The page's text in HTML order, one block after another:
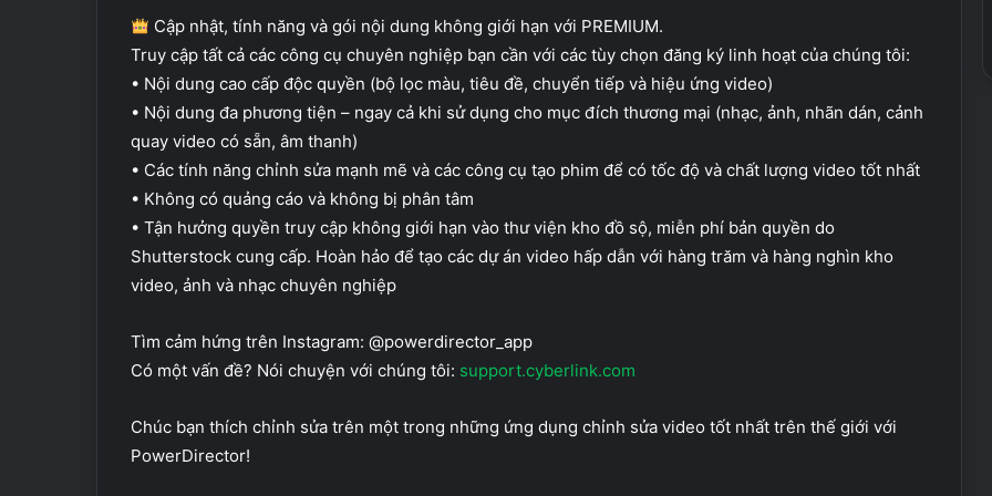
Cập nhật, tính năng và gói nội dung không giới hạn với PREMIUM.
Truy cập tất cả các công cụ chuyên nghiệp bạn cần với các tùy chọn đăng ký linh hoạt của chúng tôi:
• Nội dung cao cấp độc quyền (bộ lọc màu, tiêu đề, chuyển tiếp và hiệu ứng video)
• Nội dung đa phương tiện – ngay cả khi sử dụng cho mục đích thương mại (nhạc, ảnh, nhãn dán, cảnh
quay video có sẵn, âm thanh)
• Các tính năng chỉnh sửa mạnh mẽ và các công cụ tạo phim để có tốc độ và chất lượng video tốt nhất
• Không có quảng cáo và không bị phân tâm
• Tận hưởng quyền truy cập không giới hạn vào thư viện kho đồ sộ, miễn phí bản quyền do
Shutterstock cung cấp. Hoàn hảo để tạo các dự án video hấp dẫn với hàng trăm và hàng nghìn kho
video, ảnh và nhạc chuyên nghiệp
Tìm cảm hứng trên Instagram: @powerdirector_app
Có một vấn đề? Nói chuyện với chúng tôi: support.cyberlink.com
Chúc bạn thích chỉnh sửa trên một trong những ứng dụng chỉnh sửa video tốt nhất trên thế giới với
PowerDirector!